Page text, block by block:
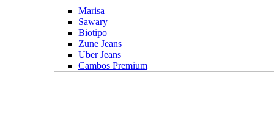
Marisa
Sawary
Biotipo
Zune Jeans
Uber Jeans
Cambos Premium